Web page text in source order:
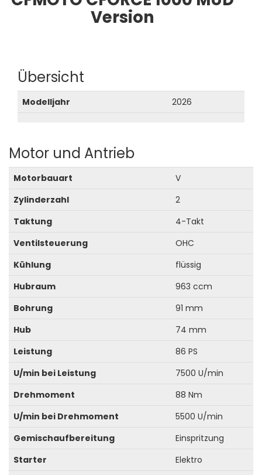
Version
Übersicht
Modelljahr 2026
Motor und Antrieb
Motorbauart
V
Zylinderzahl
2
Taktung
4-Takt
Ventilsteuerung
OHC
Kühlung
flüssig
Hubraum
963 ccm
Bohrung
91 mm
Hub
74 mm
Leistung
86 PS
U/min bei Leistung
7500 U/min
Drehmoment
88 Nm
U/min bei Drehmoment
5500 U/min
Gemischaufbereitung
Einspritzung
Starter
Elektro